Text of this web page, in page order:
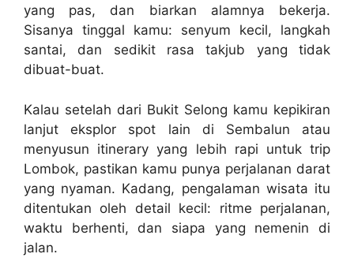
yang pas, dan biarkan alamnya bekerja.
Sisanya tinggal kamu: senyum kecil, langkah
santai, dan sedikit rasa takjub yang tidak
dibuat-buat.
Kalau setelah dari Bukit Selong kamu kepikiran
lanjut eksplor spot lain di Sembalun atau
menyusun itinerary yang lebih rapi untuk trip
Lombok, pastikan kamu punya perjalanan darat
yang nyaman. Kadang, pengalaman wisata itu
ditentukan oleh detail kecil: ritme perjalanan,
waktu berhenti, dan siapa yang nemenin di
jalan.